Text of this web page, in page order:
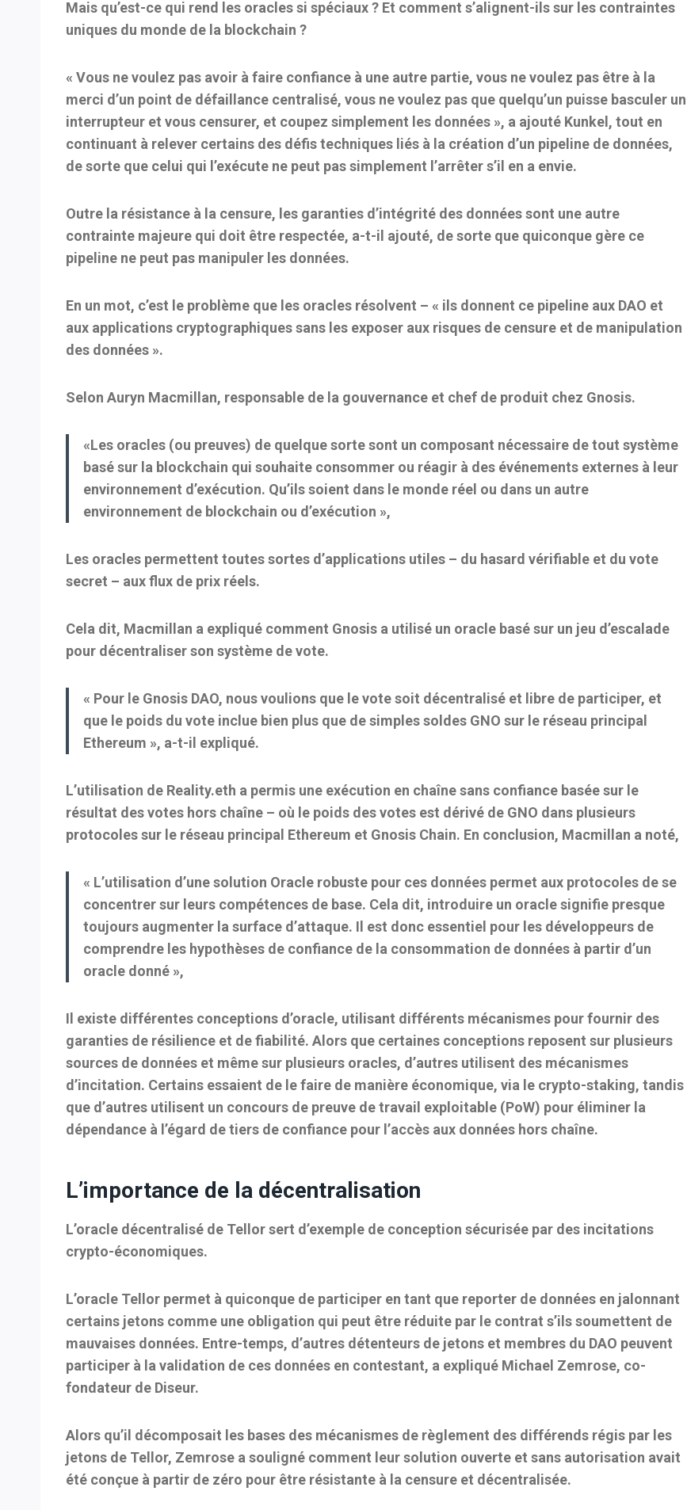
Mais qu’est-ce qui rend les oracles si spéciaux ? Et comment s’alignent-ils sur les contraintes
uniques du monde de la blockchain ?
« Vous ne voulez pas avoir à faire confiance à une autre partie, vous ne voulez pas être à la
merci d’un point de défaillance centralisé, vous ne voulez pas que quelqu’un puisse basculer un
interrupteur et vous censurer, et coupez simplement les données », a ajouté Kunkel, tout en
continuant à relever certains des défis techniques liés à la création d’un pipeline de données,
de sorte que celui qui l’exécute ne peut pas simplement l’arrêter s’il en a envie.
Outre la résistance à la censure, les garanties d’intégrité des données sont une autre
contrainte majeure qui doit être respectée, a-t-il ajouté, de sorte que quiconque gère ce
pipeline ne peut pas manipuler les données.
En un mot, c’est le problème que les oracles résolvent – « ils donnent ce pipeline aux DAO et
aux applications cryptographiques sans les exposer aux risques de censure et de manipulation
des données ».
Selon Auryn Macmillan, responsable de la gouvernance et chef de produit chez Gnosis.
«Les oracles (ou preuves) de quelque sorte sont un composant nécessaire de tout système
basé sur la blockchain qui souhaite consommer ou réagir à des événements externes à leur
environnement d’exécution. Qu’ils soient dans le monde réel ou dans un autre
environnement de blockchain ou d’exécution »,
Les oracles permettent toutes sortes d’applications utiles – du hasard vérifiable et du vote
secret – aux flux de prix réels.
Cela dit, Macmillan a expliqué comment Gnosis a utilisé un oracle basé sur un jeu d’escalade
pour décentraliser son système de vote.
« Pour le Gnosis DAO, nous voulions que le vote soit décentralisé et libre de participer, et
que le poids du vote inclue bien plus que de simples soldes GNO sur le réseau principal
Ethereum », a-t-il expliqué.
L’utilisation de Reality.eth a permis une exécution en chaîne sans confiance basée sur le
résultat des votes hors chaîne – où le poids des votes est dérivé de GNO dans plusieurs
protocoles sur le réseau principal Ethereum et Gnosis Chain. En conclusion, Macmillan a noté,
« L’utilisation d’une solution Oracle robuste pour ces données permet aux protocoles de se
concentrer sur leurs compétences de base. Cela dit, introduire un oracle signifie presque
toujours augmenter la surface d’attaque. Il est donc essentiel pour les développeurs de
comprendre les hypothèses de confiance de la consommation de données à partir d’un
oracle donné »,
Il existe différentes conceptions d’oracle, utilisant différents mécanismes pour fournir des
garanties de résilience et de fiabilité. Alors que certaines conceptions reposent sur plusieurs
sources de données et même sur plusieurs oracles, d’autres utilisent des mécanismes
d’incitation. Certains essaient de le faire de manière économique, via le crypto-staking, tandis
que d’autres utilisent un concours de preuve de travail exploitable (PoW) pour éliminer la
dépendance à l’égard de tiers de confiance pour l’accès aux données hors chaîne.
L’importance de la décentralisation
L’oracle décentralisé de Tellor sert d’exemple de conception sécurisée par des incitations
crypto-économiques.
L’oracle Tellor permet à quiconque de participer en tant que reporter de données en jalonnant
certains jetons comme une obligation qui peut être réduite par le contrat s’ils soumettent de
mauvaises données. Entre-temps, d’autres détenteurs de jetons et membres du DAO peuvent
participer à la validation de ces données en contestant, a expliqué Michael Zemrose, co-
fondateur de Diseur.
Alors qu’il décomposait les bases des mécanismes de règlement des différends régis par les
jetons de Tellor, Zemrose a souligné comment leur solution ouverte et sans autorisation avait
été conçue à partir de zéro pour être résistante à la censure et décentralisée.